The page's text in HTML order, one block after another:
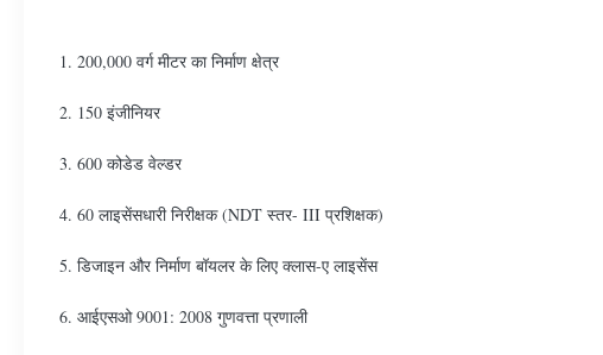
1. 200,000 वर्ग मीटर का निर्माण क्षेत्र
2. 150 इंजीनियर
3. 600 कोडेड वेल्डर
4. 60 लाइसेंसधारी निरीक्षक (NDT स्तर- III प्रशिक्षक)
5. डिजाइन और निर्माण बॉयलर के लिए क्लास-ए लाइसेंस
6. आईएसओ 9001: 2008 गुणवत्ता प्रणाली